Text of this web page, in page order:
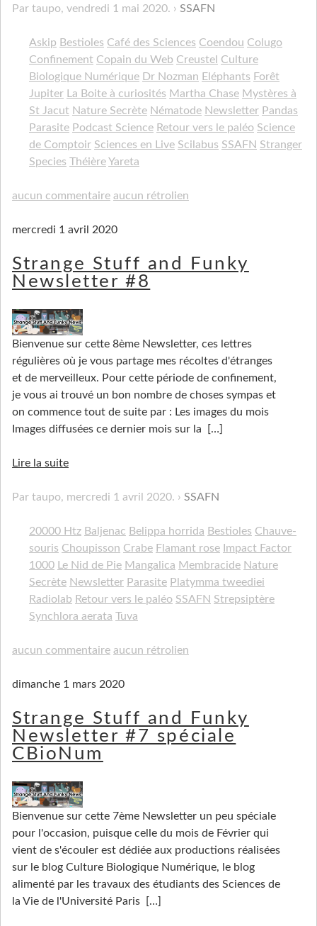
Par taupo, vendredi 1 mai 2020. SSAFN
Askip Bestioles Café des Sciences Coendou Colugo
Confinement Copain du Web Creustel Culture
Biologique Numérique Dr Nozman Eléphants Forêt
Jupiter La Boite à curiosités Martha Chase Mystères à
St Jacut Nature Secrète Nématode Newsletter Pandas
Parasite Podcast Science Retour vers le paléo Science
de Comptoir Sciences en Live Scilabus SSAFN Stranger
Species ThéièreYareta
aucun commentaire aucun rétrolien
mercredi 1 avril 2020
Strange Stuff and Funky
Newsletter #8
Bienvenue sur cette 8ème Newsletter, ces lettres
régulières où je vous partage mes récoltes d'étranges
et de merveilleux. Pour cette période de confinement,
je vous ai trouvé un bon nombre de choses sympas et
on commence tout de suite par : Les images du mois
Images diffusées ce dernier mois sur la
[…]
Lire la suite
Par taupo, mercredi 1 avril 2020. SSAFN
20000 Htz Baljenac Belippa horrida Bestioles Chauve-
souris Choupisson Crabe Flamant rose Impact Factor
1000
Le Nid de Pie Mangalica Membracide Nature
Secrète Newsletter Parasite Platymma tweediei
Radiolab Retour vers le paléo SSAFN Strepsiptère
Synchlora aerata Tuva
aucun commentaire aucun rétrolien
dimanche 1 mars 2020
Strange Stuff and Funky
Newsletter #7 spéciale
CBioNum
Bienvenue sur cette 7ème Newsletter un peu spéciale
pour l'occasion, puisque celle du mois de Février qui
vient de s'écouler est dédiée aux productions réalisées
sur le blog Culture Biologique Numérique, le blog
alimenté par les travaux des étudiants des Sciences de
la Vie de l'Université Paris
[…]